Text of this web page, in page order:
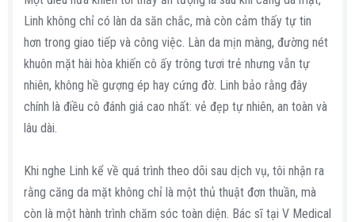
Linh không chỉ có làn da săn chắc, mà còn cảm thấy tự tin
hơn trong giao tiếp và công việc. Làn da mịn màng, đường nét
khuôn mặt hài hòa khiến cô ấy trông tươi trẻ nhưng vẫn tự
nhiên, không hề gượng ép hay cứng đờ. Linh bảo rằng đây
chính là điều cô đánh giá cao nhất: vẻ đẹp tự nhiên, an toàn và
lâu dài.
Khi nghe Linh kể về quá trình theo dõi sau dịch vụ, tôi nhận ra
rằng căng da mặt không chỉ là một thủ thuật đơn thuần, mà
còn là một hành trình chăm sóc toàn diện. Bác sĩ tại V Medical